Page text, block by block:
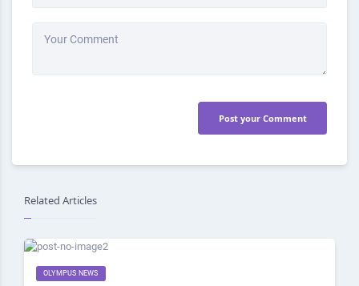
Your Comment
Post your Comment
Related Articles
OLYMPUS NEWS